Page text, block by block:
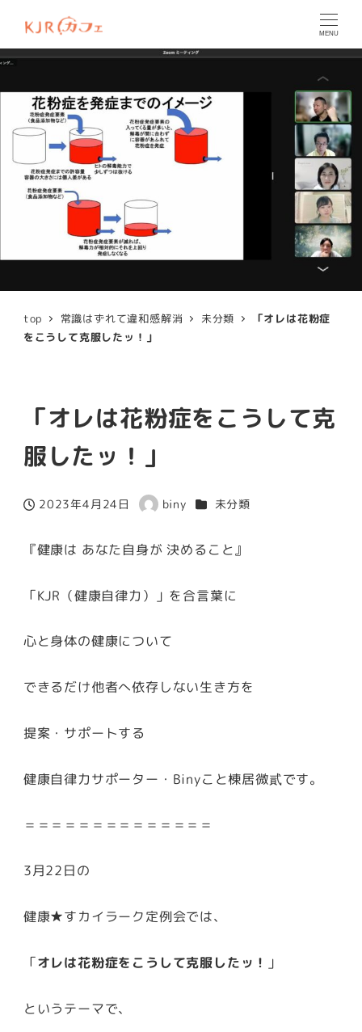
MENU
top 常識はずれて違和感解消 未分類
「オレは花粉症
をこうして克服したッ！」
「オレは花粉症をこうして克
服したッ！」
投稿日
2023年4月24日
著
biny カテゴリー
未分類
『健康は あなた自身が 決めること』
「KJR（健康自律力）」を合言葉に
心と身体の健康について
できるだけ他者へ依存しない生き方を
提案・サポートする
健康自律力サポーター・Binyこと棟居微貳です。
＝＝＝＝＝＝＝＝＝＝＝＝＝＝
3月22日の
健康★すカイラーク定例会では、
「オレは花粉症をこうして克服したッ！ 」
というテーマで、